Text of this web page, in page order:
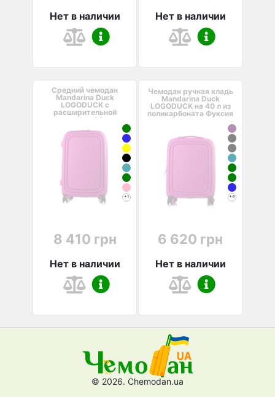
Нет в наличии Нет в наличии
Средний чемодан
Mandarina Duck
LOGODUCK с
расширительной
молнией на 70 л из
поликарбоната Фуксия
+1
8 410 грн
Нет в наличии
Чемодан ручная кладь
Mandarina Duck
LOGODUCK на 40 л из
поликарбоната Фуксия
+4
6 620 грн
Нет в наличии
© 2026. Chemodan.ua